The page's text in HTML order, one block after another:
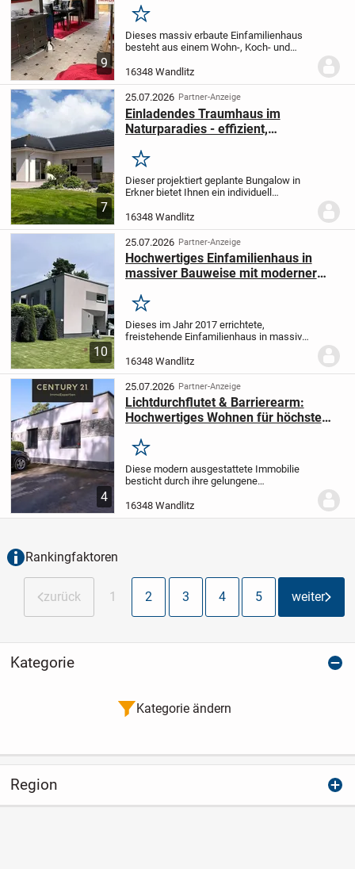
9
Merken
Dieses massiv erbaute Einfamilienhaus
besteht aus einem Wohn-, Koch- und
Bädern und einem Hauswirtschaftsraum.
Das lichtdurchflutete Ambiente wird durch
isolierver...
16348 Wandlitz
7
25.07.2026 Partner-Anzeige
Einladendes Traumhaus im
Naturparadies - effizient,
Merken
Dieser projektiert geplante Bungalow in
Erkner bietet Ihnen ein individuell
Wünsche und Vorstellungen
zugeschnitten wird. Mit einer großzügigen
Wohnfläche von...
16348 Wandlitz
10
25.07.2026 Partner-Anzeige
Hochwertiges Einfamilienhaus in
massiver Bauweise mit moderner
Merken
Dieses im Jahr 2017 errichtete,
freistehende Einfamilienhaus in massiver
großzügiges Raumgefühl und
hochwertige Ausstattung. Auf ca. 165 m²
Wohnfläche und...
16348 Wandlitz
4
25.07.2026 Partner-Anzeige
Lichtdurchflutet & Barrierearm:
Hochwertiges Wohnen für höchste
Merken
Diese modern ausgestattete Immobilie
besticht durch ihre gelungene
Ausstattungsdetails und ein einladendes
Wohngefühl. Mittelpunkt des Hauses ist
16348 Wandlitz
Rankingfaktoren
zurück 1 2 3 4 5 weiter
Kategorie
Kategorie ändern
Region